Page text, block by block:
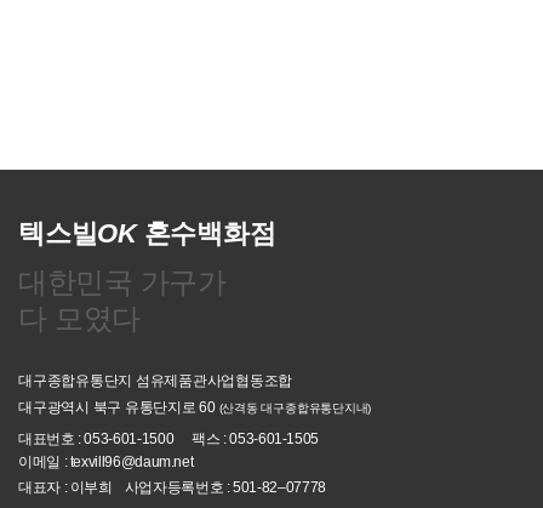
텍스빌OK혼수백화점
대한민국 가구가
다 모였다
대구종합유통단지 섬유제품관사업협동조합
대구광역시 북구 유통단지로 60 (산격동 대구종합유통단지내)
대표번호 : 053-601-1500
팩스 : 053-601-1505
이메일 : texvill96@daum.net
대표자 : 이부희
사업자등록번호 : 501-82–07778